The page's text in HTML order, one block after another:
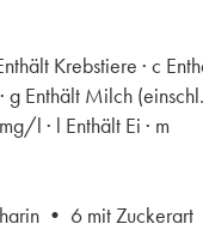
Krebstiere · c
g Enthält Milch (einschl.
l · l Enthält Ei · m
• 6 mit Zuckerart